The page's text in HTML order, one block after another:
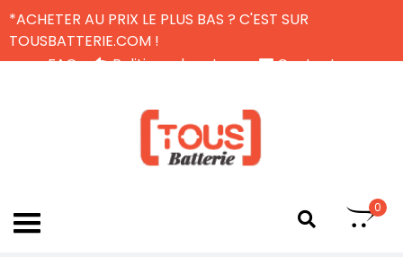
*ACHETER AU PRIX LE PLUS BAS ? C'EST SUR
TOUSBATTERIE.COM !
FAQ
Politique de retour
Contactez-nous
0